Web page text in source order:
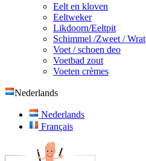
Eelt en kloven
Eeltweker
Likdoorn/Eeltpit
Schimmel /Zweet / Wrat
Voet / schoen deo
Voetbad zout
Voeten crèmes
Nederlands
Nederlands
Français